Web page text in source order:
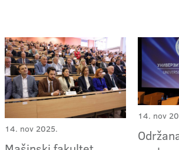
14. nov 2025.
14. nov